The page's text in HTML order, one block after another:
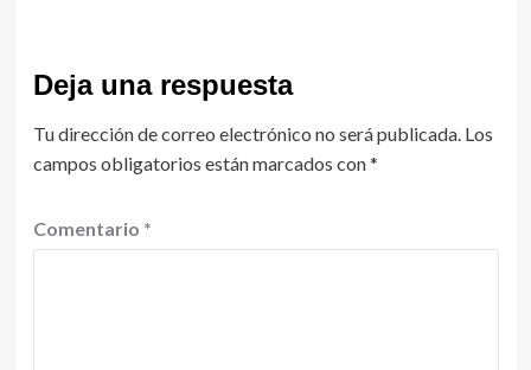
Deja una respuesta
Tu dirección de correo electrónico no será publicada. Los
campos obligatorios están marcados con*
Comentario *